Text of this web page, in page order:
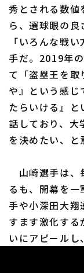
秀とされる数
ら、選球眼の
「いろんな戦
手だ。2019年
て「盗塁王を
や』という感じ
たらいける』と
話しており、大
を決めたい、と
山崎選手は、
るも、開幕を
手や小深田大翔
すます激化す
いにアピールし